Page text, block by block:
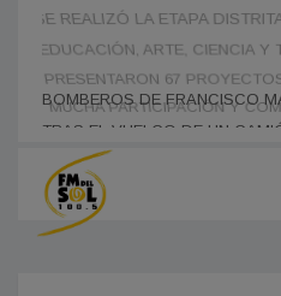
SE REALIZÓ LA ETAPA
EDUCACIÓN, ARTE, CIENCIA Y
PRESENTARON 67
MUCHA PARTICIPACIÓN Y